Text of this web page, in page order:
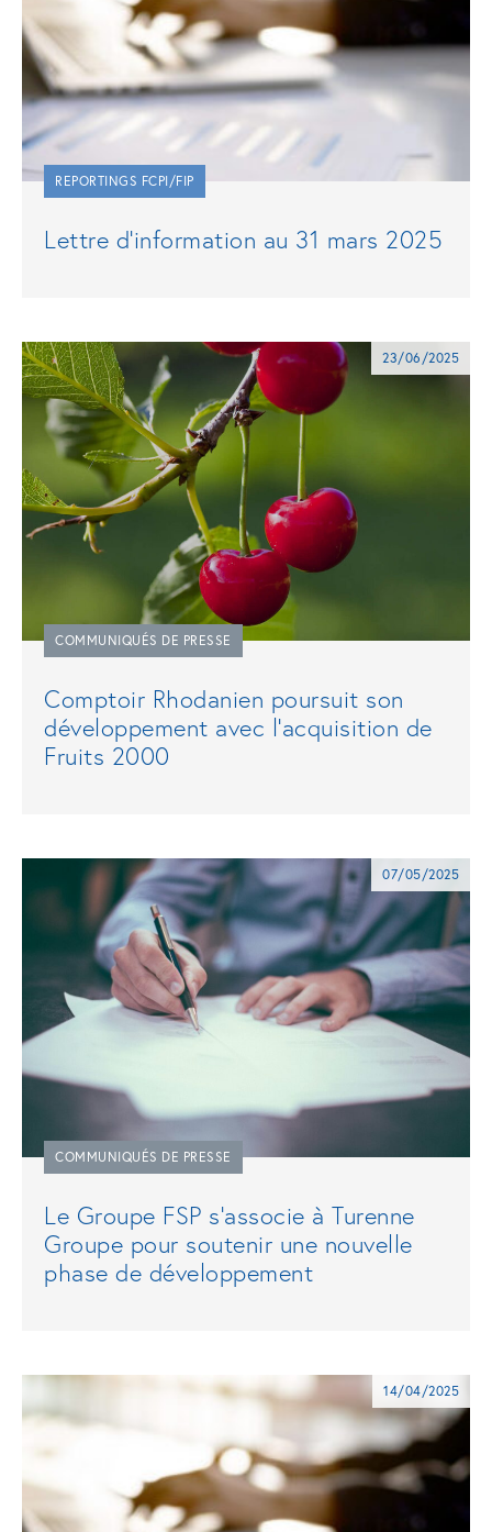
REPORTINGS FCPI/FIP
Lettre d’information au 31 mars 2025
23/06/2025
COMMUNIQUÉS DE PRESSE
Comptoir Rhodanien poursuit son
développement avec l'acquisition de
Fruits 2000
07/05/2025
COMMUNIQUÉS DE PRESSE
Le Groupe FSP s’associe à Turenne
Groupe pour soutenir une nouvelle
phase de développement
14/04/2025